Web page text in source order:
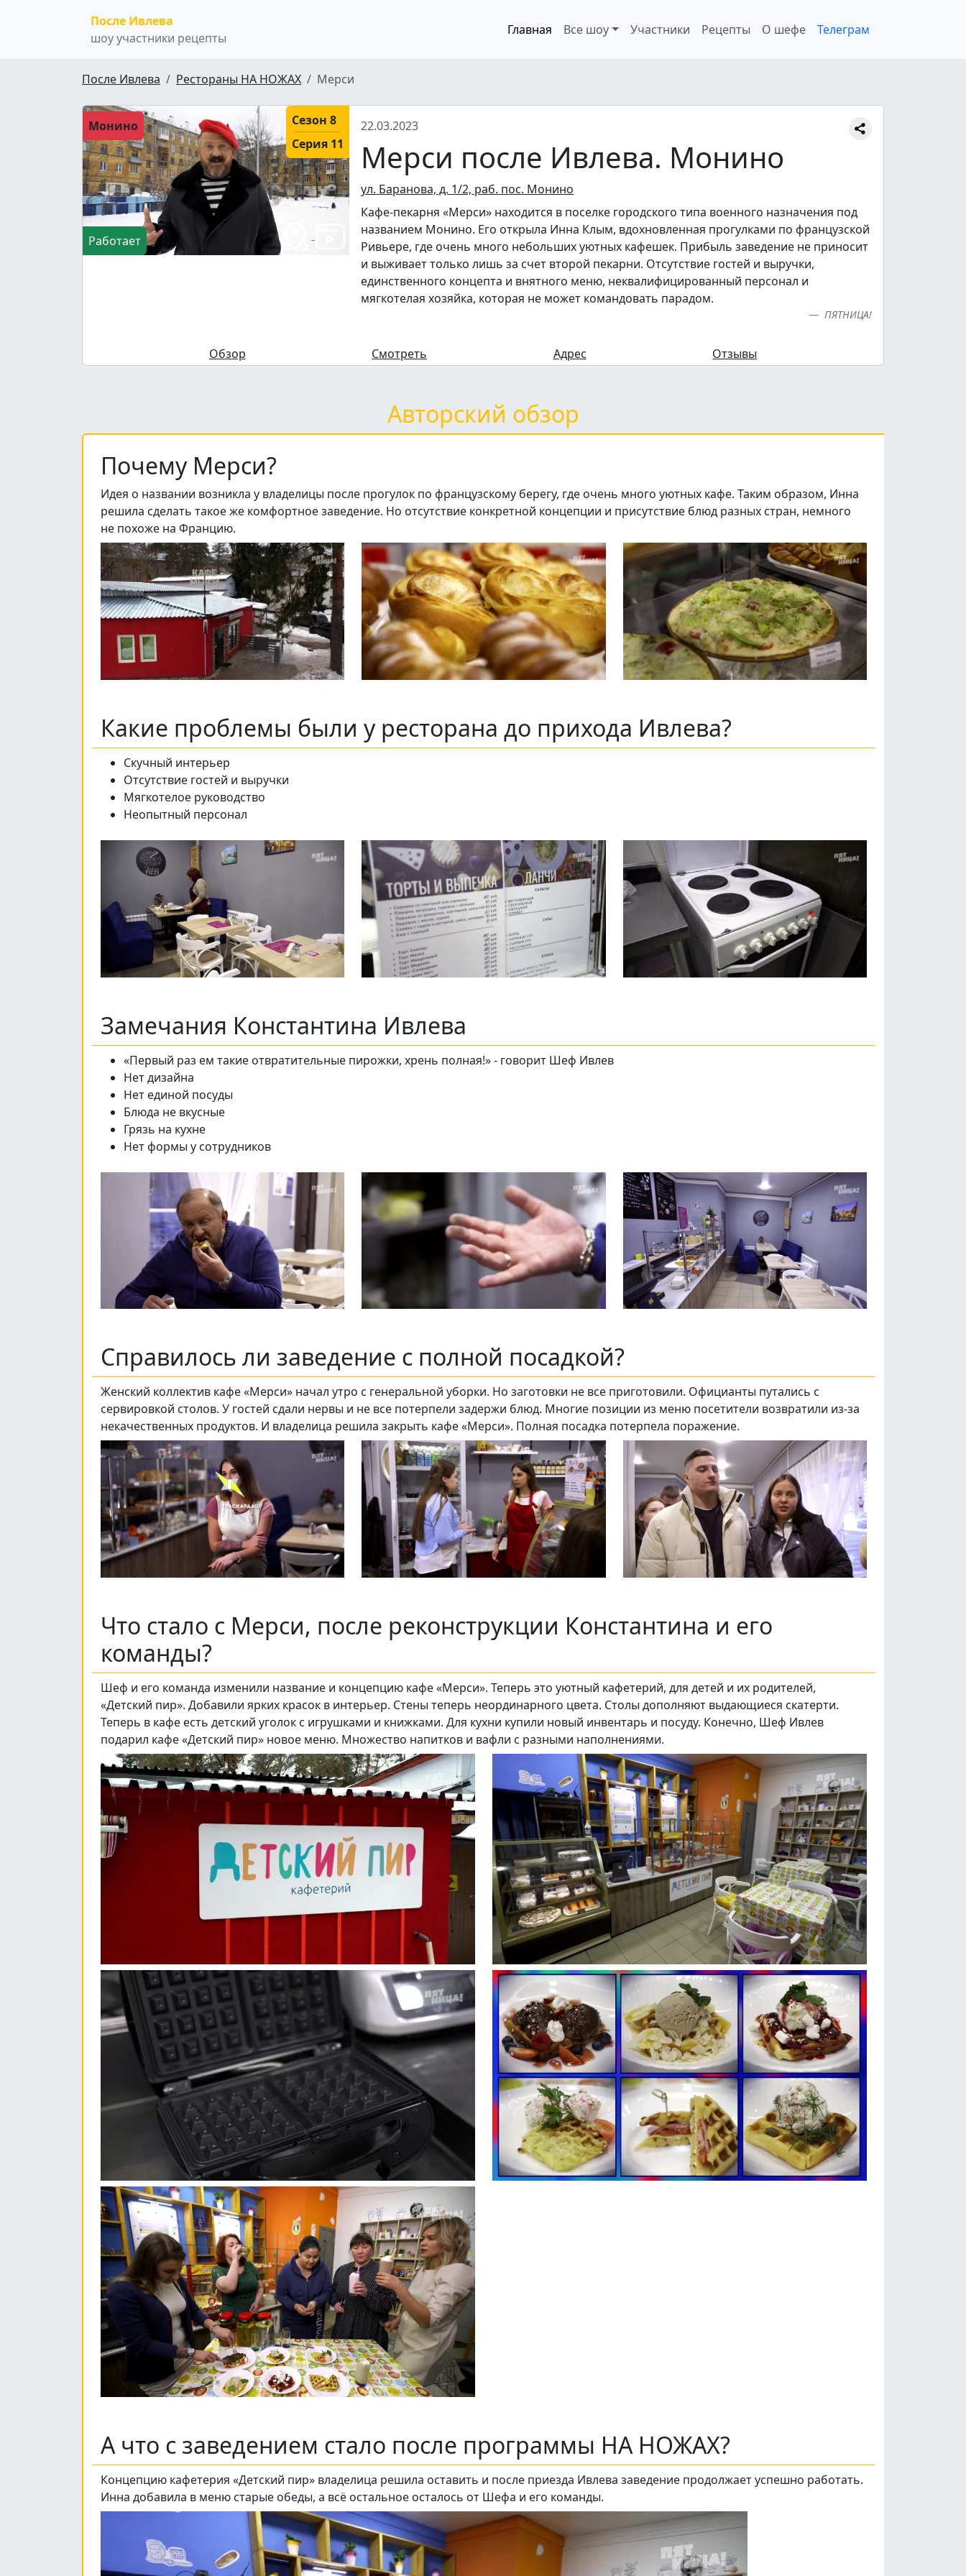
После Ивлева
шоу участники рецепты
Главная Все шоу Участники Рецепты О шефе Телеграм
После Ивлева Рестораны НА НОЖАХ Мерси
Монино
Сезон 8
Серия 11
Работает
22.03.2023
Мерси после Ивлева. Монино
ул. Баранова, д. 1/2, раб. пос. Монино
Кафе-пекарня «Мерси» находится в поселке городского типа военного назначения под
названием Монино. Его открыла Инна Клым, вдохновленная прогулками по французской
Ривьере, где очень много небольших уютных кафешек. Прибыль заведение не приносит
и выживает только лишь за счет второй пекарни. Отсутствие гостей и выручки,
единственного концепта и внятного меню, неквалифицированный персонал и
мягкотелая хозяйка, которая не может командовать парадом.
ПЯТНИЦА!
Обзор Смотреть Адрес Отзывы
Авторский обзор
Почему Мерси?
Идея о названии возникла у владелицы после прогулок по французскому берегу, где очень много уютных кафе. Таким образом, Инна
решила сделать такое же комфортное заведение. Но отсутствие конкретной концепции и присутствие блюд разных стран, немного
не похоже на Францию.
Какие проблемы были у ресторана до прихода Ивлева?
Скучный интерьер
Отсутствие гостей и выручки
Мягкотелое руководство
Неопытный персонал
Замечания Константина Ивлева
«Первый раз ем такие отвратительные пирожки, хрень полная!» - говорит Шеф Ивлев
Нет дизайна
Нет единой посуды
Блюда не вкусные
Грязь на кухне
Нет формы у сотрудников
Справилось ли заведение с полной посадкой?
Женский коллектив кафе «Мерси» начал утро с генеральной уборки. Но заготовки не все приготовили. Официанты путались с
сервировкой столов. У гостей сдали нервы и не все потерпели задержи блюд. Многие позиции из меню посетители возвратили из-за
некачественных продуктов. И владелица решила закрыть кафе «Мерси». Полная посадка потерпела поражение.
Что стало с Мерси, после реконструкции Константина и его
команды?
Шеф и его команда изменили название и концепцию кафе «Мерси». Теперь это уютный кафетерий, для детей и их родителей,
«Детский пир». Добавили ярких красок в интерьер. Стены теперь неординарного цвета. Столы дополняют выдающиеся скатерти.
Теперь в кафе есть детский уголок с игрушками и книжками. Для кухни купили новый инвентарь и посуду. Конечно, Шеф Ивлев
подарил кафе «Детский пир» новое меню. Множество напитков и вафли с разными наполнениями.
А что с заведением стало после программы НА НОЖАХ?
Концепцию кафетерия «Детский пир» владелица решила оставить и после приезда Ивлева заведение продолжает успешно работать.
Инна добавила в меню старые обеды, а всё остальное осталось от Шефа и его команды.
Подписывайтесь на телеграм-канал.
Мы выкладываем авторские обзоры
каждую неделю.
Подписаться
Нас уже 5400